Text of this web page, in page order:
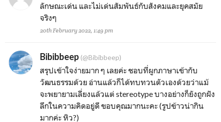
ลักษณะเด่น และไม่เด่นสัมพันธ์กับสังคมและยุคสมัย
จริงๆ
20th February 2022, 1:49 pm
Bibibbeep (@Bibibbeep)
สรุปเข้าใจง่ายมาก ๆ เลยค่ะ ชอบที่ผูกภาษาเข้ากับ
วัฒนธรรมด้วย อ่านแล้วก็ได้ทบทวนตัวเองด้วยว่าแม้
จะพยายามเลี่ยงแล้วแต่ stereotype บางอย่างก็ยังถูกฝัง
ลึกในความคิดอยู่ดี ขอบคุณมากนะคะ (รูปข้าวน่ากิน
มากค่ะ หิว?)